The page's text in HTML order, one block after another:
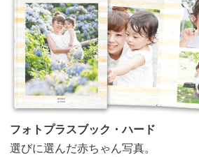
フォトプラスブック・ハード
選びに選んだ赤ちゃん写真。